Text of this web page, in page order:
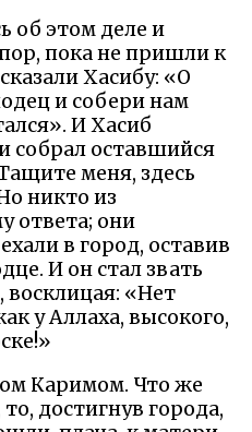
об этом деле и
пока не пришли к
Хасибу: «О
и собери нам
И Хасиб
собрал оставшийся
меня, здесь
никто из
ответа; они
в город, оставив
И он стал звать
«Нет
у Аллаха, высокого,
Каримом. Что же
достигнув города,